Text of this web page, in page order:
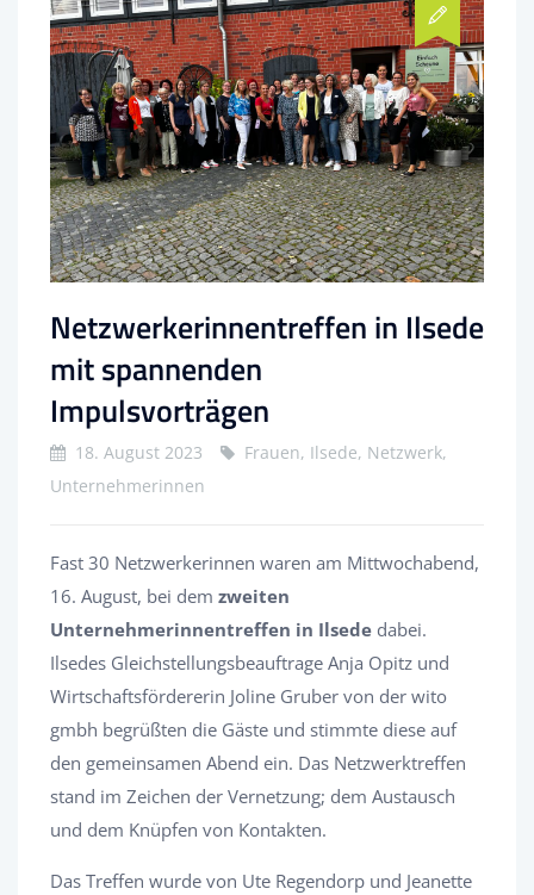
Netzwerkerinnentreffen in Ilsede
mit spannenden
Impulsvorträgen
18. August 2023
Frauen, Ilsede, Netzwerk,
Unternehmerinnen
Fast 30 Netzwerkerinnen waren am Mittwochabend,
16. August, bei dem zweiten
Unternehmerinnentreffen in Ilsede dabei.
Ilsedes Gleichstellungsbeauftrage Anja Opitz und
Wirtschaftsfördererin Joline Gruber von der wito
gmbh begrüßten die Gäste und stimmte diese auf
den gemeinsamen Abend ein. Das Netzwerktreffen
stand im Zeichen der Vernetzung; dem Austausch
und dem Knüpfen von Kontakten.
Das Treffen wurde von Ute Regendorp und Jeanette